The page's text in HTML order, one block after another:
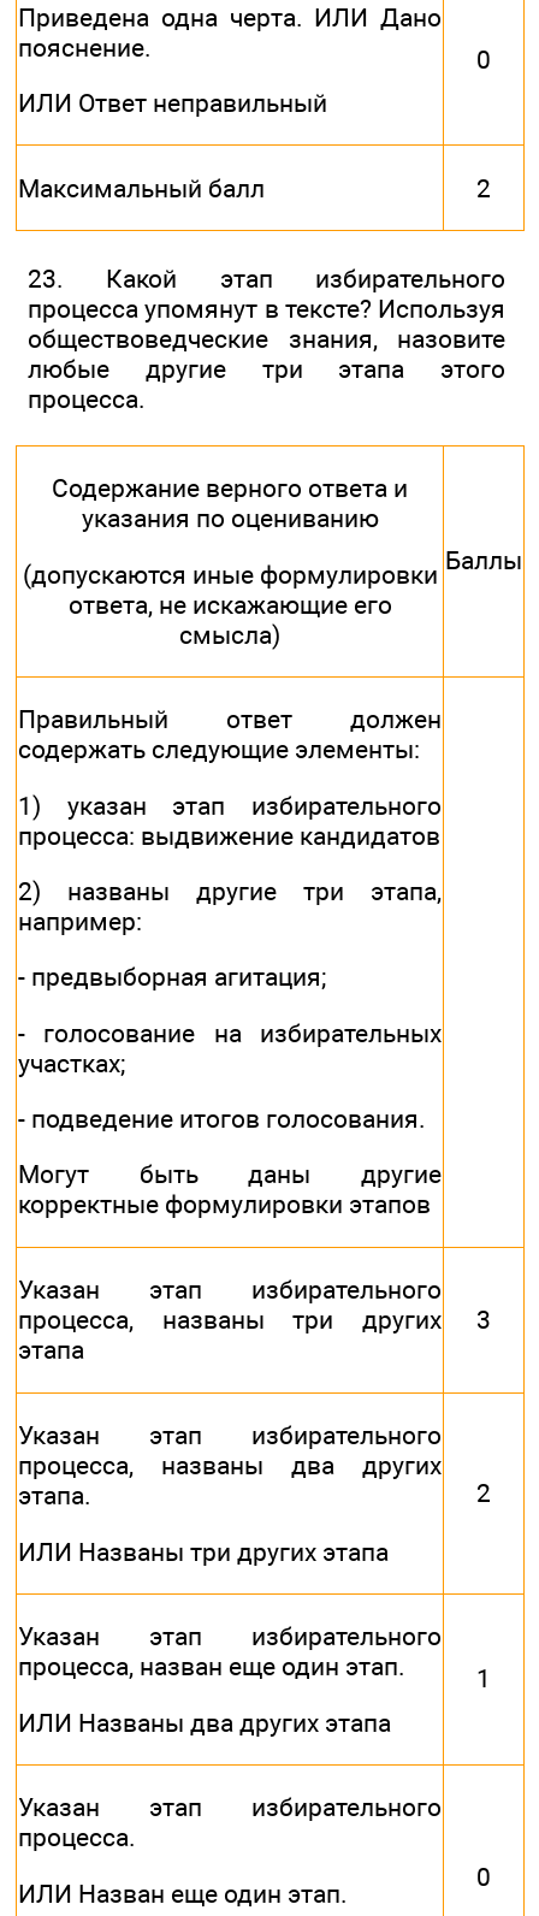
Приведена одна черта. ИЛИ Дано
пояснение.
ИЛИ Ответ неправильный
0
Максимальный балл 2
23. Какой этап избирательного
процесса упомянут в тексте? Используя
обществоведческие знания, назовите
любые другие три этапа этого
процесса.
Содержание верного ответа и
указания по оцениванию
(допускаются иные формулировки
ответа, не искажающие его
смысла)
Баллы
Правильный ответ должен
содержать следующие элементы:
1) указан этап избирательного
процесса: выдвижение кандидатов
2) названы другие три этапа,
например:
- предвыборная агитация;
- голосование на избирательных
участках;
- подведение итогов голосования.
Могут быть даны другие
корректные формулировки этапов
Указан этап избирательного
процесса, названы три других
этапа
3
Указан этап избирательного
процесса, названы два других
этапа.
ИЛИ Названы три других этапа
2
Указан этап избирательного
процесса, назван еще один этап.
ИЛИ Названы два других этапа
1
Указан этап избирательного
процесса.
ИЛИ Назван еще один этап.
0